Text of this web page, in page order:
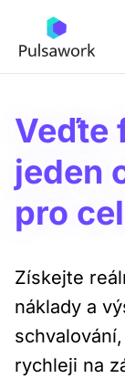
Veďte
jeden
pro
Získejte
náklady a
rychleji na